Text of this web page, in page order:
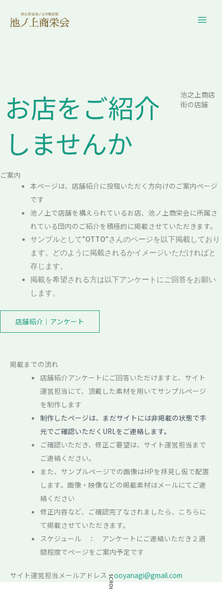
お店をご紹介
しませんか
池之上商店
街の店舗
ご案内
本ページは、店舗紹介に投稿いただく方向けのご案内ページ
です
池ノ上で店舗を構えられているお店、池ノ上商栄会に所属さ
れている団内のご紹介を積極的に掲載させていただきます。
サンプルとして”OTTO”さんのページを以下掲載しており
ます。どのように掲載されるかイメージいただければと
存じます。
掲載を希望される方は以下アンケートにご回答をお願い
します。
店舗紹介｜アンケート
掲載までの流れ
店舗紹介アンケートにご回答いただけますと、サイト
運営担当にて、頂戴した素材を用いてサンプルページ
を制作します
制作したページは、まだサイトには非掲載の状態で手
元でご確認いただくURLをご連絡します。
ご確認いただき、修正ご要望は、サイト運営担当まで
ご連絡ください。
また、サンプルページでの画像はHPを拝見し仮で配置
します。画像・映像などの掲載素材はメールにてご連
絡ください
修正内容など、ご確認完了なされましたら、こちらに
て掲載させていただきます。
スケジュール ： アンケートにご連絡いただき２週
間程度でページをご案内予定です
サイト運営担当メールアドレスooyanagi@gmail.com